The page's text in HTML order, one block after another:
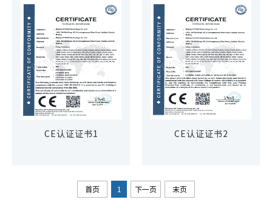
CE认证证书1 CE认证证书2
首页 1 下一页 末页